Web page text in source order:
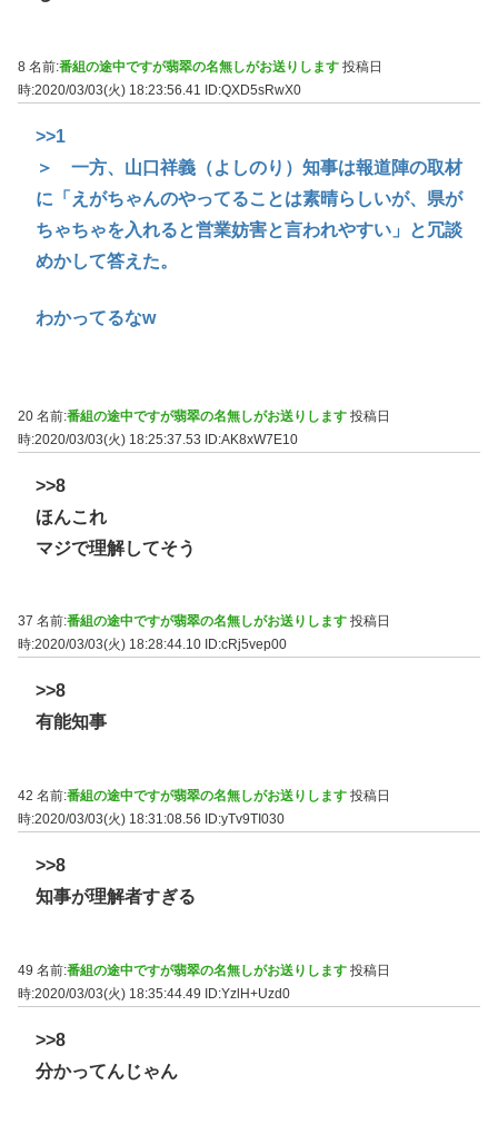
8 名前:番組の途中ですが翡翠の名無しがお送りします 投稿日
時:2020/03/03(火) 18:23:56.41
ID:QXD5sRwX0
>>1
＞ 一方、山口祥義（よしのり）知事は報道陣の取材
に「えがちゃんのやってることは素晴らしいが、県が
ちゃちゃを入れると営業妨害と言われやすい」と冗談
めかして答えた。
わかってるなw
20 名前:番組の途中ですが翡翠の名無しがお送りします 投稿日
時:2020/03/03(火) 18:25:37.53 ID:AK8xW7E10
>>8
ほんこれ
マジで理解してそう
37 名前:番組の途中ですが翡翠の名無しがお送りします 投稿日
時:2020/03/03(火) 18:28:44.10 ID:cRj5vep00
>>8
有能知事
42 名前:番組の途中ですが翡翠の名無しがお送りします 投稿日
時:2020/03/03(火) 18:31:08.56
ID:yTv9TI030
>>8
知事が理解者すぎる
49 名前:番組の途中ですが翡翠の名無しがお送りします 投稿日
時:2020/03/03(火) 18:35:44.49 ID:YzlH+Uzd0
>>8
分かってんじゃん